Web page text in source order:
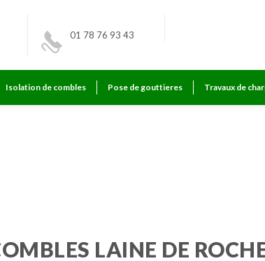
01 78 76 93 43
Isolation de combles Pose de gouttieres Travaux de
LAINE DE